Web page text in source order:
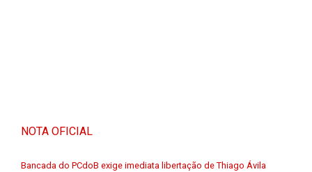
NOTA OFICIAL
Bancada do PCdoB exige imediata libertação de Thiago Ávila